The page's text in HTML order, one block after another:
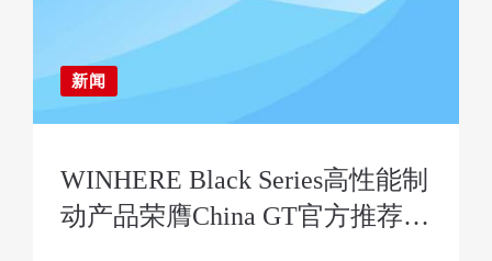
新闻
WINHERE Black Series高性能制
动产品荣膺China GT官方推荐制